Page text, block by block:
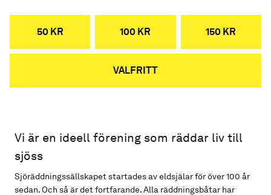
50 KR 100 KR 150 KR
VALFRITT
Vi är en ideell förening som räddar liv till
sjöss
Sjöräddningssällskapet startades av eldsjälar för över 100 år
sedan. Och så är det fortfarande. Alla räddningsbåtar har